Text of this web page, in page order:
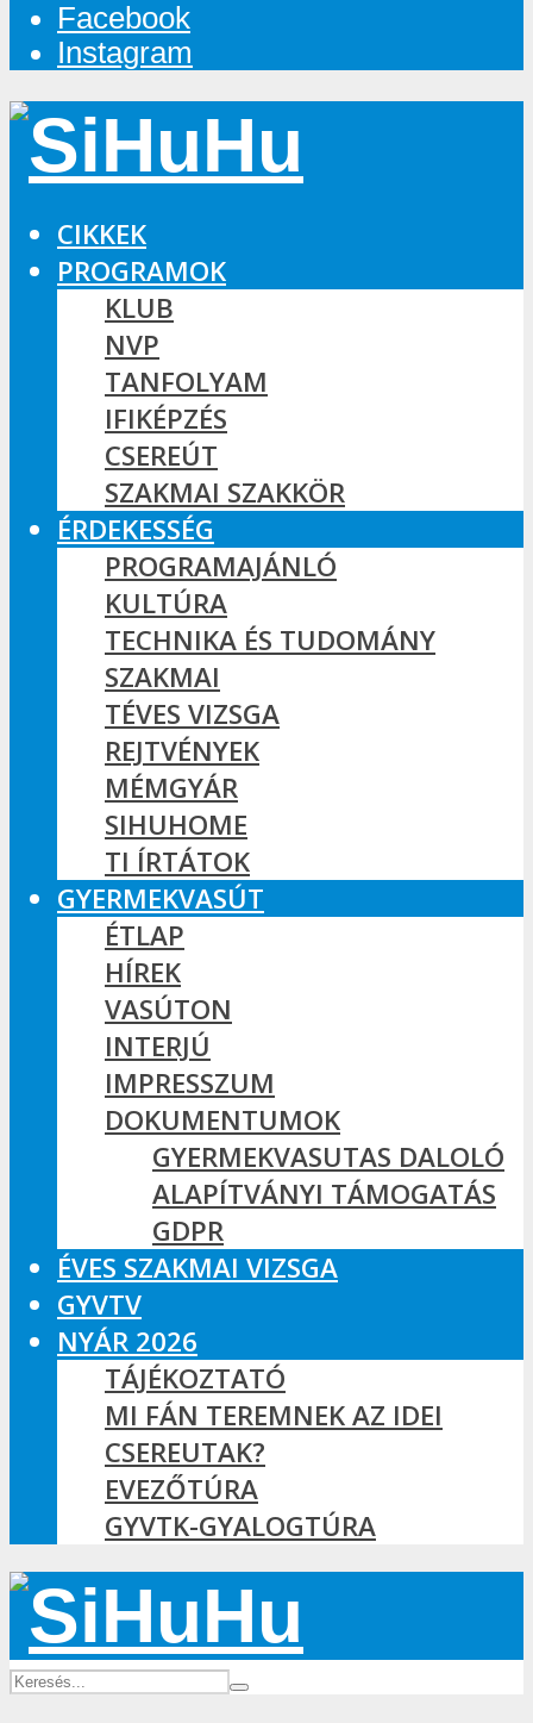
Facebook
Instagram
CIKKEK
PROGRAMOK
KLUB
NVP
TANFOLYAM
IFIKÉPZÉS
CSEREÚT
SZAKMAI SZAKKÖR
ÉRDEKESSÉG
PROGRAMAJÁNLÓ
KULTÚRA
TECHNIKA ÉS TUDOMÁNY
SZAKMAI
TÉVES VIZSGA
REJTVÉNYEK
MÉMGYÁR
SIHUHOME
TI ÍRTÁTOK
GYERMEKVASÚT
ÉTLAP
HÍREK
VASÚTON
INTERJÚ
IMPRESSZUM
DOKUMENTUMOK
GYERMEKVASUTAS DALOLÓ
ALAPÍTVÁNYI TÁMOGATÁS
GDPR
ÉVES SZAKMAI VIZSGA
GYVTV
NYÁR 2026
TÁJÉKOZTATÓ
MI FÁN TEREMNEK AZ IDEI
CSEREUTAK?
EVEZŐTÚRA
GYVTK-GYALOGTÚRA